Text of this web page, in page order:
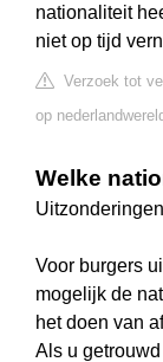
nationaliteit
niet op tijd
Verzoek tot
op
Welke
Voor burgers
mogelijk de
het doen van
Als u